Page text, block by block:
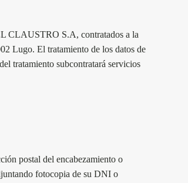
CLAUSTRO S.A, contratados a la
Lugo. El tratamiento de los datos de
tratamiento subcontratará servicios
postal del encabezamiento o
fotocopia de su DNI o